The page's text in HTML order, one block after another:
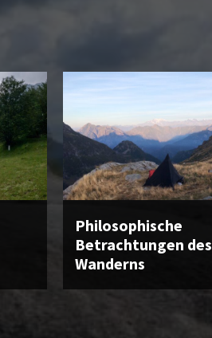
Philosophische
Betrachtungen des
Wanderns